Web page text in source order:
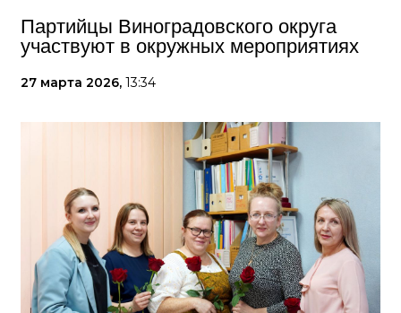
Партийцы Виноградовского округа
участвуют в окружных мероприятиях
27 марта 2026, 13:34